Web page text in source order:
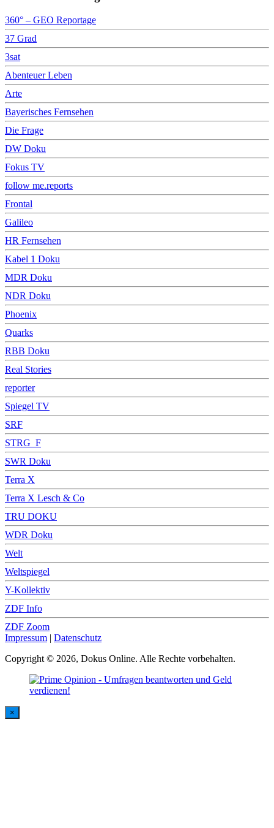
360° – GEO Reportage
37 Grad
3sat
Abenteuer Leben
Arte
Bayerisches Fernsehen
Die Frage
DW Doku
Fokus TV
follow me.reports
Frontal
Galileo
HR Fernsehen
Kabel 1 Doku
MDR Doku
NDR Doku
Phoenix
Quarks
RBB Doku
Real Stories
reporter
Spiegel TV
SRF
STRG_F
SWR Doku
Terra X
Terra X Lesch & Co
TRU DOKU
WDR Doku
Welt
Weltspiegel
Y-Kollektiv
ZDF Info
ZDF Zoom
Impressum | Datenschutz
Copyright © 2026, Dokus Online. Alle Rechte vorbehalten.
×